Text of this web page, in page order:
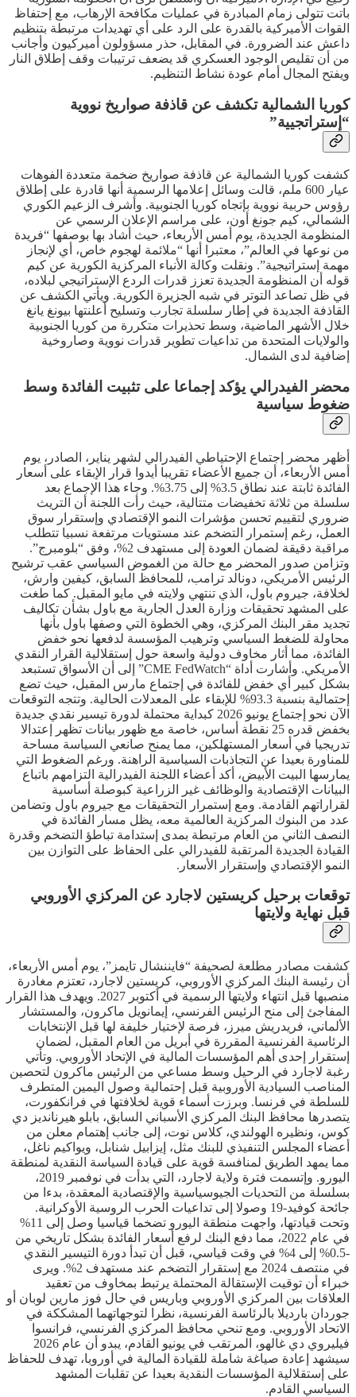
باتت تتولى زمام المبادرة في عمليات مكافحة الإرهاب، مع إحتفاظ
القوات الأميركية بالقدرة على الرد على أي تهديدات مرتبطة بتنظيم
داعش عند الضرورة. في المقابل، حذر مسؤولون أميركيون وأجانب
من أن تقليص الوجود العسكري قد يضعف ترتيبات وقف إطلاق النار
ويفتح المجال أمام عودة نشاط التنظيم.
كوريا الشمالية تكشف عن قاذفة صواريخ نووية
“إستراتجيية”
كشفت كوريا الشمالية عن قاذفة صواريخ ضخمة متعددة الفوهات
عيار 600 ملم، قالت وسائل إعلامها الرسمية أنها قادرة على إطلاق
رؤوس حربية نووية بإتجاه كوريا الجنوبية. وأشرف الزعيم الكوري
الشمالي، كيم جونغ أون، على مراسم الإعلان الرسمي عن
المنظومة الجديدة، يوم أمس الأربعاء، حيث أشاد بها بوصفها “فريدة
من نوعها في العالم”، معتبرا أنها “ملائمة لهجوم خاص، أي لإنجاز
مهمة إستراتيجية”. ونقلت وكالة الأنباء المركزية الكورية عن كيم
قوله أن المنظومة الجديدة تعزز قدرات الردع الإستراتيجي لبلاده،
في ظل تصاعد التوتر في شبه الجزيرة الكورية. ويأتي الكشف عن
القاذفة الجديدة في إطار سلسلة تجارب وتسليح أعلنتها بيونغ يانغ
خلال الأشهر الماضية، وسط تحذيرات متكررة من كوريا الجنوبية
والولايات المتحدة من تداعيات تطوير قدرات نووية وصاروخية
إضافية لدى الشمال.
محضر الفيدرالي يؤكد إجماعا على تثبيت الفائدة وسط
ضغوط سياسية
أظهر محضر إجتماع الإحتياطي الفيدرالي لشهر يناير، الصادر، يوم
أمس الأربعاء، أن جميع الأعضاء تقريبا أيدوا قرار الإبقاء على أسعار
الفائدة ثابتة عند نطاق 3.5% إلى 3.75%. وجاء هذا الإجماع بعد
سلسلة من ثلاثة تخفيضات متتالية، حيث رأت اللجنة أن التريث
ضروري لتقييم تحسن مؤشرات النمو الإقتصادي وإستقرار سوق
العمل، رغم إستمرار التضخم عند مستويات مرتفعة نسبيا تتطلب
مراقبة دقيقة لضمان العودة إلى مستهدف 2%، وفق “بلومبرج”.
وتزامن صدور المحضر مع حالة من الغموض السياسي عقب ترشيح
الرئيس الأمريكي، دونالد ترامب، للمحافظ السابق، كيفين وارش،
لخلافة، جيروم باول، الذي تنتهي ولايته في مايو المقبل. كما طغت
على المشهد تحقيقات وزارة العدل الجارية مع باول بشأن تكاليف
تجديد مقر البنك المركزي، وهي الخطوة التي وصفها باول بأنها
محاولة للضغط السياسي وترهيب المؤسسة لدفعها نحو خفض
الفائدة، مما أثار مخاوف دولية واسعة حول إستقلالية القرار النقدي
الأمريكي. وأشارت أداة “CME FedWatch” إلى أن الأسواق تستبعد
بشكل كبير أي خفض للفائدة في إجتماع مارس المقبل، حيث تضع
إحتمالية بنسبة 93.3% للإبقاء على المعدلات الحالية. وتتجه التوقعات
الآن نحو إجتماع يونيو 2026 كبداية محتملة لدورة تيسير نقدي جديدة
بخفض قدره 25 نقطة أساس، خاصة مع ظهور بيانات تظهر إعتدالا
تدريجيا في أسعار المستهلكين، مما يمنح صانعي السياسة مساحة
للمناورة بعيدا عن التجاذبات السياسية الراهنة. ورغم الضغوط التي
يمارسها البيت الأبيض، أكد أعضاء اللجنة الفيدرالية التزامهم باتباع
البيانات الإقتصادية والوظائف غير الزراعية كبوصلة أساسية
لقراراتهم القادمة. ومع إستمرار التحقيقات مع جيروم باول وتضامن
عدد من البنوك المركزية العالمية معه، يظل مسار الفائدة في
النصف الثاني من العام مرتبطة بمدى إستدامة تباطؤ التضخم وقدرة
القيادة الجديدة المرتقبة للفيدرالي على الحفاظ على التوازن بين
النمو الإقتصادي وإستقرار الأسعار.
توقعات برحيل كريستين لاجارد عن المركزي الأوروبي
قبل نهاية ولايتها
كشفت مصادر مطلعة لصحيفة “فايننشال تايمز”، يوم أمس الأربعاء،
أن رئيسة البنك المركزي الأوروبي، كريستين لاجارد، تعتزم مغادرة
منصبها قبل انتهاء ولايتها الرسمية في أكتوبر 2027. ويهدف هذا القرار
المفاجئ إلى منح الرئيس الفرنسي، إيمانويل ماكرون، والمستشار
الألماني، فريدريش ميرز، فرصة لإختيار خليفة لها قبل الإنتخابات
الرئاسية الفرنسية المقررة في أبريل من العام المقبل، لضمان
إستقرار إحدى أهم المؤسسات المالية في الإتحاد الأوروبي. وتأتي
رغبة لاجارد في الرحيل وسط مساعي من الرئيس ماكرون لتحصين
المناصب السيادية الأوروبية قبل إحتمالية وصول اليمين المتطرف
للسلطة في فرنسا. وبرزت أسماء قوية لخلافتها في فرانكفورت،
يتصدرها محافظ البنك المركزي الأسباني السابق، بابلو هيرنانديز دي
كوس، ونظيره الهولندي، كلاس نوت، إلى جانب إهتمام معلن من
أعضاء المجلس التنفيذي للبنك مثل، إيزابيل شنابل، ويواكيم ناغل،
مما يمهد الطريق لمنافسة قوية على قيادة السياسة النقدية لمنطقة
اليورو. وإتسمت فترة ولاية لاجارد، التي بدأت في نوفمبر 2019،
بسلسلة من التحديات الجيوسياسية والإقتصادية المعقدة، بدءا من
جائحة كوفيد-19 وصولا إلى تداعيات الحرب الروسية الأوكرانية.
وتحت قيادتها، واجهت منطقة اليورو تضخما قياسيا وصل إلى 11%
في عام 2022، مما دفع البنك لرفع أسعار الفائدة بشكل تاريخي من
-0.5% إلى 4% في وقت قياسي، قبل أن تبدأ دورة التيسير النقدي
في منتصف 2024 مع إستقرار التضخم عند مستهدف 2%. ويرى
خبراء أن توقيت الإستقالة المحتملة يرتبط بمخاوف من تعقيد
العلاقات بين المركزي الأوروبي وباريس في حال فوز مارين لوبان أو
جوردان بارديلا بالرئاسة الفرنسية، نظرا لتوجهاتهما المشككة في
الاتحاد الأوروبي. ومع تنحي محافظ المركزي الفرنسي، فرانسوا
فيليروي دي غالهو، المرتقب في يونيو القادم، يبدو أن عام 2026
سيشهد إعادة صياغة شاملة للقيادة المالية في أوروبا، تهدف للحفاظ
على إستقلالية المؤسسات النقدية بعيدا عن تقلبات المشهد
السياسي القادم.